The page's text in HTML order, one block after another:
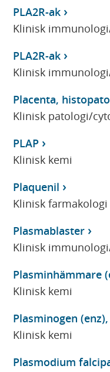
PLA2R-ak
Klinisk
PLA2R-ak
Klinisk
Placenta,
Klinisk patologi/
PLAP
Klinisk kemi
Plaquenil
Klinisk farmakologi
Plasmablaster
Klinisk
Plasminhämmare
Klinisk kemi
Plasminogen (enz),
Klinisk kemi
Plasmodium